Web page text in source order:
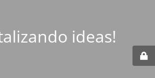
ideas!